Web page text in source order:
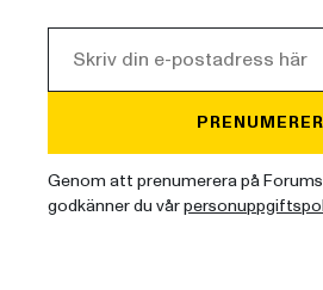
Genom att prenumerera på
godkänner du vår